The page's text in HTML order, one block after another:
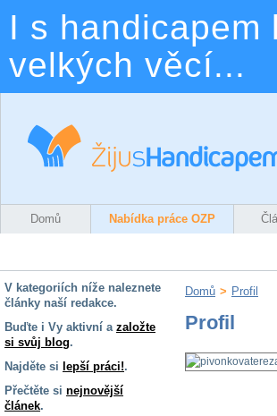
I s
velkých věcí...
Domů Nabídka práce OZP
V kategoriích níže naleznete
články naší redakce.
Buďte i Vy aktivní a založte
si svůj blog.
Najděte si lepší práci!.
Přečtěte si nejnovější
článek.
Domů > Profil
Profil